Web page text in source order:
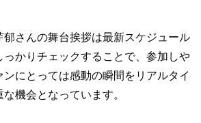
郁さんの舞台挨拶は最新スケジュール
っかりチェックすることで、参加しや
にとっては感動の瞬間をリアルタイ
機会となっています。